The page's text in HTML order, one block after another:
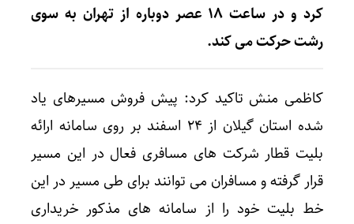
کرد و در ساعت ۱۸ عصر دوباره از تهران به سوی
رشت حرکت می کند.
کاظمی منش تاکید کرد: پیش فروش مسیرهای یاد
شده استان گیلان از ۲۴ اسفند بر روی سامانه ارائه
بلیت قطار شرکت های مسافری فعال در این مسیر
قرار گرفته و مسافران می توانند برای طی مسیر در این
خط بلیت خود را از سامانه های مذکور خریداری